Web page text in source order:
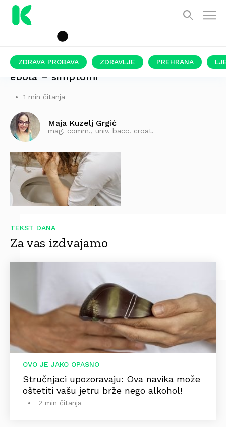
ZDRAVA PROBAVA ZDRAVLJE PREHRANA
ebola – simptomi
1 min čitanja
Maja Kuzelj Grgić
mag. comm., univ. bacc. croat.
TEKST DANA
Za vas izdvajamo
OVO JE JAKO OPASNO
Stručnjaci upozoravaju: Ova navika može
oštetiti vašu jetru brže nego alkohol!
2 min čitanja